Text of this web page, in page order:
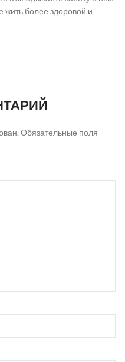
жить более здоровой и
Обязательные поля